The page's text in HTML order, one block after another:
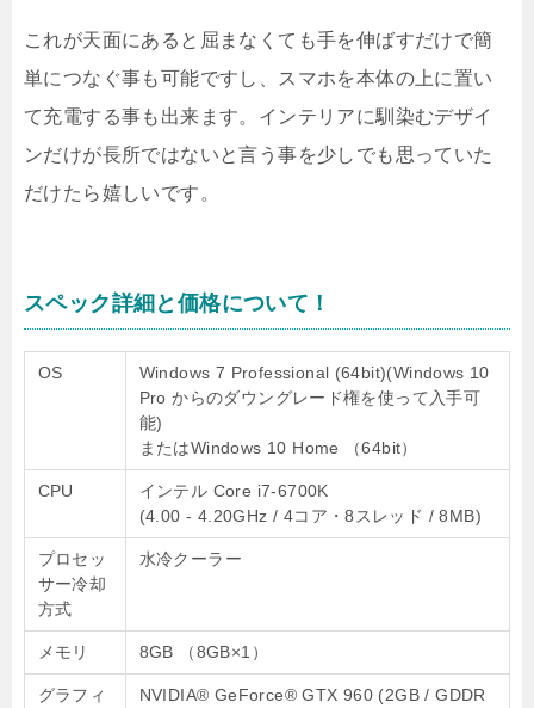
これが天面にあると屈まなくても手を伸ばすだけで簡
単につなぐ事も可能ですし、スマホを本体の上に置い
て充電する事も出来ます。インテリアに馴染むデザイ
ンだけが長所ではないと言う事を少しでも思っていた
だけたら嬉しいです。
スペック詳細と価格について！
OS
Windows 7 Professional (64bit)(Windows 10
Pro からのダウングレード権を使って入手可
能)
またはWindows 10 Home （64bit）
CPU
インテル Core i7-6700K
(4.00 ‐ 4.20GHz / 4コア・8スレッド / 8MB)
プロセッ
サー冷却
方式
水冷クーラー
メモリ 8GB （8GB×1）
グラフィ
NVIDIA® GeForce® GTX 960 (2GB / GDDR